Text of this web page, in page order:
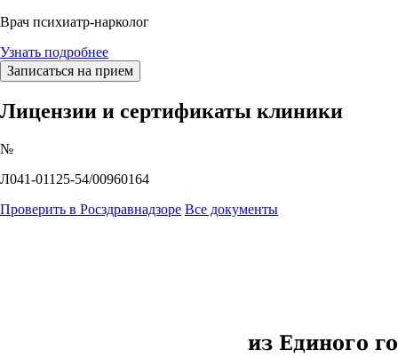
Врач психиатр-нарколог
Узнать подробнее
Записаться на прием
Лицензии и сертификаты клиники
№
Л041-01125-54/00960164
Проверить в Росздравнадзоре Все документы